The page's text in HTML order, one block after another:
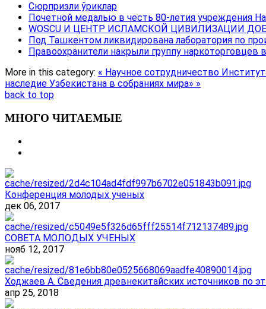
Сюрпризли ўриклар
Почетной медалью в честь 80-летия учреждения
WOSCU И ЦЕНТР ИСЛАМСКОЙ ЦИВИЛИЗАЦИИ
Под Ташкентом ликвидирована лаборатория по
Правоохранители накрыли группу
More in this category: « Научное сотрудничество
наследие Узбекистана в собраниях мира» »
back to top
МНОГО ЧИТАЕМЫЕ
Конференция молодых ученых
дек 06, 2017
СОВЕТА МОЛОДЫХ УЧЕНЫХ
нояб 12, 2017
Ходжаев А. Сведения древнекитайских источников по
апр 25, 2018